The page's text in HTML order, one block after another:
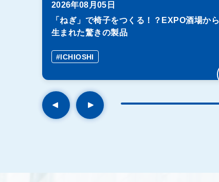
2026年08月05日
「ねぎ」で椅子をつくる！？EXPO酒場から
生まれた驚きの製品
#ICHIOSHI